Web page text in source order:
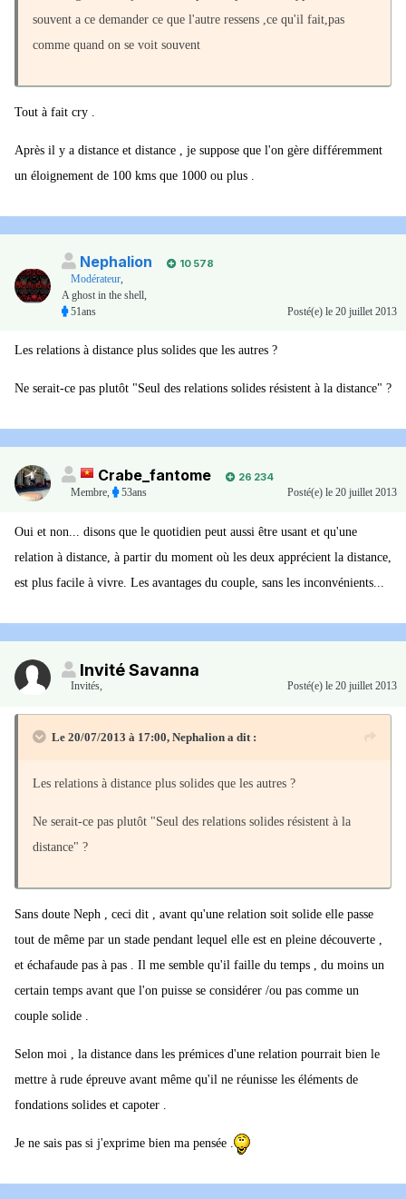
souvent a ce demander ce que l'autre ressens ,ce qu'il fait,pas
comme quand on se voit souvent
Tout à fait cry .
Après il y a distance et distance , je suppose que l'on gère différemment
un éloignement de 100 kms que 1000 ou plus .
Nephalion
10 578
Modérateur
A ghost in the shell,
51ans
Posté(e) le 20 juillet 2013
Les relations à distance plus solides que les autres ?
Ne serait-ce pas plutôt "Seul des relations solides résistent à la distance" ?
Crabe_fantome
26 234
Membre
53ans Posté(e) le 20 juillet 2013
Oui et non... disons que le quotidien peut aussi être usant et qu'une
relation à distance, à partir du moment où les deux apprécient la distance,
est plus facile à vivre. Les avantages du couple, sans les inconvénients...
Invité Savanna
Invités Posté(e) le 20 juillet 2013
Le 20/07/2013 à 17:00, Nephalion a dit :
Les relations à distance plus solides que les autres ?
Ne serait-ce pas plutôt "Seul des relations solides résistent à la
distance" ?
Sans doute Neph , ceci dit , avant qu'une relation soit solide elle passe
tout de même par un stade pendant lequel elle est en pleine découverte ,
et échafaude pas à pas . Il me semble qu'il faille du temps , du moins un
certain temps avant que l'on puisse se considérer /ou pas comme un
couple solide .
Selon moi , la distance dans les prémices d'une relation pourrait bien le
mettre à rude épreuve avant même qu'il ne réunisse les éléments de
fondations solides et capoter .
Je ne sais pas si j'exprime bien ma pensée .